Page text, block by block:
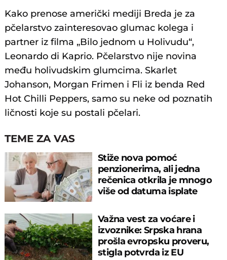
Kako prenose američki mediji Breda je za
pčelarstvo zainteresovao glumac kolega i
partner iz filma „Bilo jednom u Holivudu“,
Leonardo di Kaprio. Pčelarstvo nije novina
među holivudskim glumcima. Skarlet
Johanson, Morgan Frimen i Fli iz benda Red
Hot Chilli Peppers, samo su neke od poznatih
ličnosti koje su postali pčelari.
TEME ZA VAS
Stiže nova pomoć
penzionerima, ali jedna
rečenica otkrila je mnogo
više od datuma isplate
Važna vest za voćare i
izvoznike: Srpska hrana
prošla evropsku proveru,
stigla potvrda iz EU